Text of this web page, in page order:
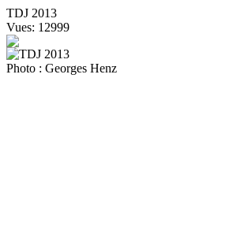
TDJ 2013
Vues: 12999
Photo : Georges Henz